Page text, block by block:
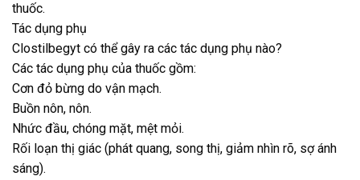
thuốc.
Tác dụng phụ
Clostilbegyt có thể gây ra các tác dụng phụ nào?
Các tác dụng phụ của thuốc gồm:
Cơn đỏ bừng do vận mạch.
Buồn nôn, nôn.
Nhức đầu, chóng mặt, mệt mỏi.
Rối loạn thị giác (phát quang, song thị, giảm nhìn rõ, sợ ánh
sáng).